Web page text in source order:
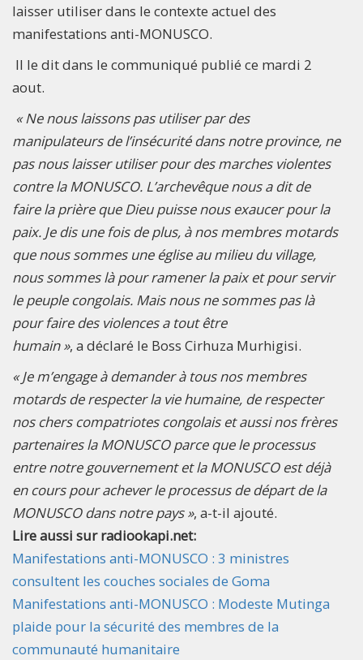
laisser utiliser dans le contexte actuel des
manifestations anti-MONUSCO.
Il le dit dans le communiqué publié ce mardi 2
aout.
« Ne nous laissons pas utiliser par des
manipulateurs de l’insécurité dans notre province, ne
pas nous laisser utiliser pour des marches violentes
contre la MONUSCO. L’archevêque nous a dit de
faire la prière que Dieu puisse nous exaucer pour la
paix. Je dis une fois de plus, à nos membres motards
que nous sommes une église au milieu du village,
nous sommes là pour ramener la paix et pour servir
le peuple congolais. Mais nous ne sommes pas là
pour faire des violences a tout être
humain », a déclaré le Boss Cirhuza Murhigisi.
« Je m’engage à demander à tous nos membres
motards de respecter la vie humaine, de respecter
nos chers compatriotes congolais et aussi nos frères
partenaires la MONUSCO parce que le processus
entre notre gouvernement et la MONUSCO est déjà
en cours pour achever le processus de départ de la
MONUSCO dans notre pays », a-t-il ajouté.
Lire aussi sur radiookapi.net:
Manifestations anti-MONUSCO : 3 ministres
consultent les couches sociales de Goma
Manifestations anti-MONUSCO : Modeste Mutinga
plaide pour la sécurité des membres de la
communauté humanitaire